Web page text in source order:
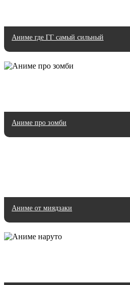
Аниме где ГГ самый сильный
Аниме про зомби
Аниме от миядзаки